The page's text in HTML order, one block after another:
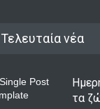
Τελευταία νέα
τα